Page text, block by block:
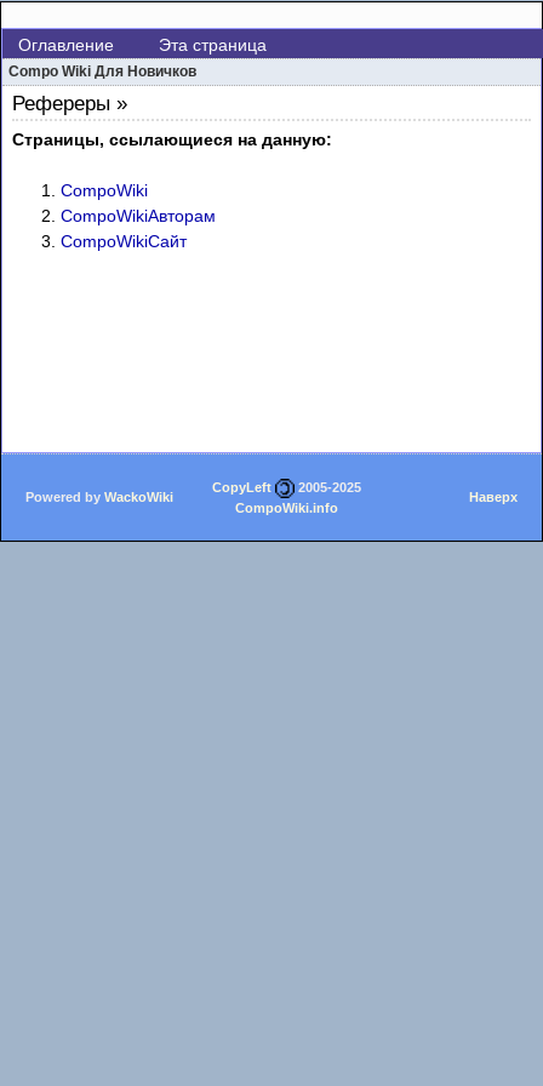
Оглавление Эта страница
Compo Wiki Для Новичков
Рефереры »
Страницы, ссылающиеся на данную:
CompoWiki
CompoWikiАвторам
CompoWikiСайт
Powered by WackoWiki
CopyLeft
2005-2025
CompoWiki.info
Наверх